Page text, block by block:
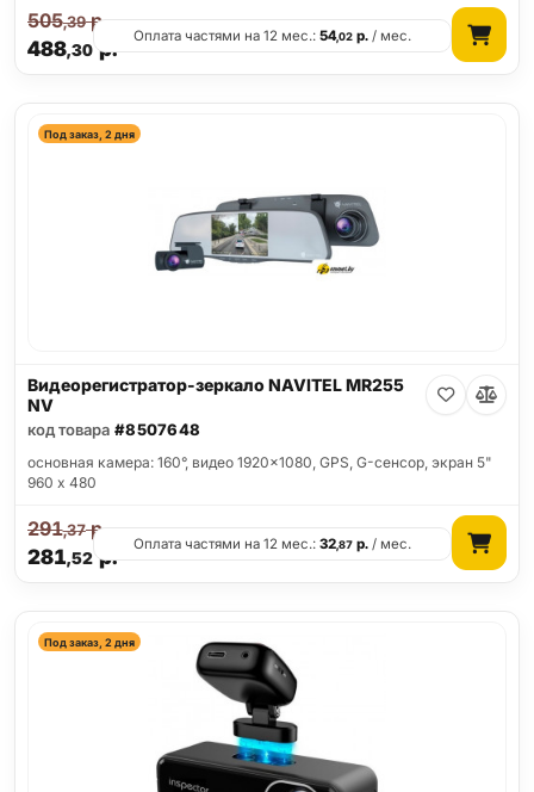
488,30р.
505,39р.
Оплата частями на 12 мес.:54,02 р. / мес.
Под заказ, 2 дня
Видеорегистратор-зеркало NAVITEL MR255
NV
код товара #8507648
основная камера: 160°, видео 1920x1080, GPS, G-сенсор, экран 5"
960 x 480
281,52р.
291,37р.
Оплата частями на 12 мес.:32,87 р. / мес.
Под заказ, 2 дня